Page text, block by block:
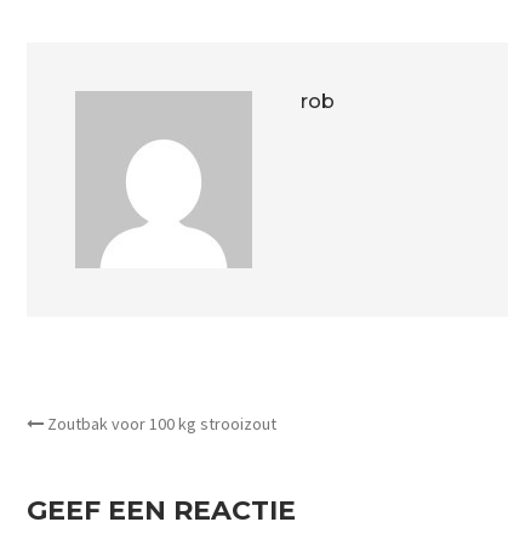
rob
Zoutbak voor 100 kg strooizout
GEEF EEN REACTIE